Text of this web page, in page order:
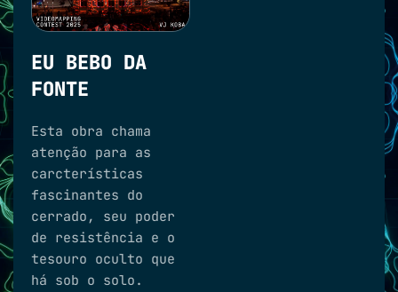
EU BEBO DA
FONTE
Esta obra chama
atenção para as
carcterísticas
fascinantes do
cerrado, seu poder
de resistência e o
tesouro oculto que
há sob o solo.